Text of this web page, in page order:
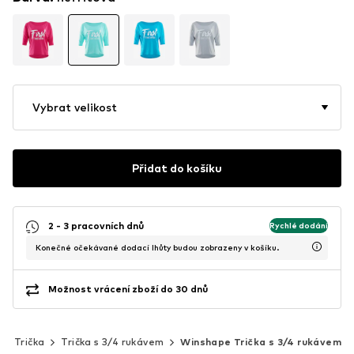
Vybrat velikost
Přidat do košíku
2 - 3 pracovních dnů Rychlé dodání
Konečné očekávané dodací lhůty budou zobrazeny v košíku.
Možnost vrácení zboží do 30 dnů
Trička Trička s 3/4 rukávem Winshape Trička s 3/4 rukávem